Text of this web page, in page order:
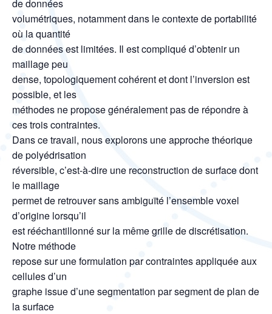
de données
volumétriques, notamment dans le contexte de portabilité
où la quantité
dedonnées est limitées. Il est compliqué d’obtenir un
maillage peu
dense, topologiquement cohérent et dont l’inversion est
possible, et les
méthodes ne propose généralement pas de répondre à
ces trois contraintes.
Dans ce travail, nous explorons une approche théorique
de polyédrisation
réversible, c’est-à-dire une reconstruction de surface dont
le maillage
permet de retrouver sans ambiguïté l’ensemble voxel
d’origine lorsqu’il
est rééchantillonné sur la même grille de discrétisation.
Notre méthode
repose sur une formulation par contraintes appliquée aux
cellules d’un
graphe issue d’une segmentation par segment de plan de
la surface